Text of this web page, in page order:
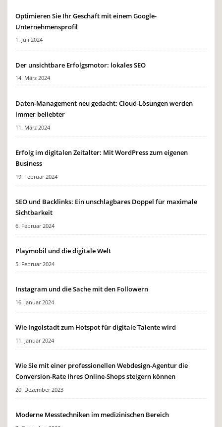
Optimieren Sie Ihr Geschäft mit einem Google-
Unternehmensprofil
1. Juli 2024
Der unsichtbare Erfolgsmotor: lokales SEO
14. März 2024
Daten-Management neu gedacht: Cloud-Lösungen werden
immer beliebter
11. März 2024
Erfolg im digitalen Zeitalter: Mit WordPress zum eigenen
Business
19. Februar 2024
SEO und Backlinks: Ein unschlagbares Doppel für maximale
Sichtbarkeit
6. Februar 2024
Playmobil und die digitale Welt
5. Februar 2024
Instagram und die Sache mit den Followern
16. Januar 2024
Wie Ingolstadt zum Hotspot für digitale Talente wird
11. Januar 2024
Wie Sie mit einer professionellen Webdesign-Agentur die
Conversion-Rate Ihres Online-Shops steigern können
20. Dezember 2023
Moderne Messtechniken im medizinischen Bereich